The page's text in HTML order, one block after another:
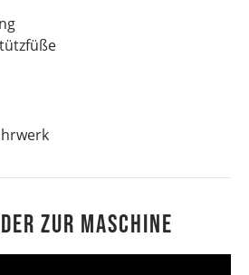
zur Maschine